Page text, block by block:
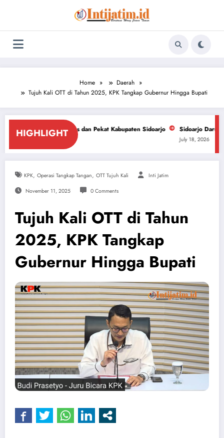
Home
Daerah
Tujuh Kali OTT di Tahun 2025, KPK Tangkap Gubernur Hingga Bupati
HIGHLIGHT
dan Pekat Kabupaten Sidoarjo Sidoarjo Darurat Miras dan Narkoba,
KPK, Operasi Tangkap Tangan, OTT Tujuh Kali Inti Jatim
November 11, 2025 0 Comments
Tujuh Kali OTT di Tahun
2025, KPK Tangkap
Gubernur Hingga Bupati